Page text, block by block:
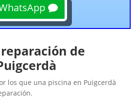
de
los que una piscina en Puigcerdà